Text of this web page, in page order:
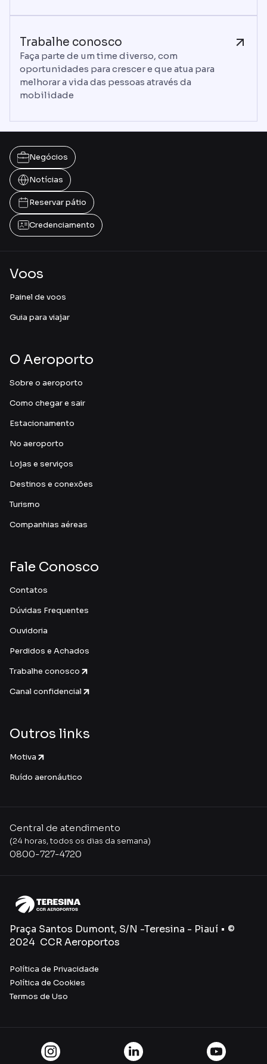
Trabalhe conosco
Faça parte de um time diverso, com
oportunidades para crescer e que atua para
melhorar a vida das pessoas através da
mobilidade
Negócios
Notícias
Reservar pátio
Credenciamento
Voos
Painel de voos
Guia para viajar
O Aeroporto
Sobre o aeroporto
Como chegar e sair
Estacionamento
No aeroporto
Lojas e serviços
Destinos e conexões
Turismo
Companhias aéreas
Fale Conosco
Contatos
Dúvidas Frequentes
Ouvidoria
Perdidos e Achados
Trabalhe conosco
Canal confidencial
Outros links
Motiva
Ruído aeronáutico
Central de atendimento
(24 horas, todos os dias da semana)
0800-727-4720
Praça Santos Dumont, S/N -Teresina - Piauí • ©
2024 CCR Aeroportos
Política de Privacidade
Política de Cookies
Termos de Uso